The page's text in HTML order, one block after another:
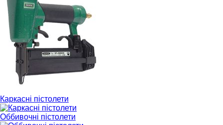
Каркасні пістолети
Оббивочні пістолети